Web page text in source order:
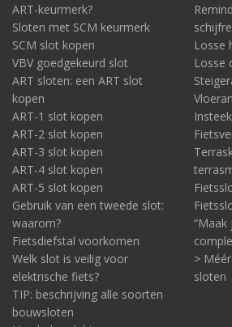
ART-keurmerk?
Sloten met SCM keurmerk
SCM slot kopen
VBV goedgekeurd slot
ART sloten: een ART slot
kopen
ART-1 slot kopen
ART-2 slot kopen
ART-3 slot kopen
ART-4 slot kopen
ART-5 slot kopen
Gebruik van een tweede slot:
waarom?
Fietsdiefstal voorkomen
Welk slot is veilig voor
elektrische fiets?
TIP: beschrijving alle soorten
bouwsloten
Losse
Losse
“Maak
>
sloten